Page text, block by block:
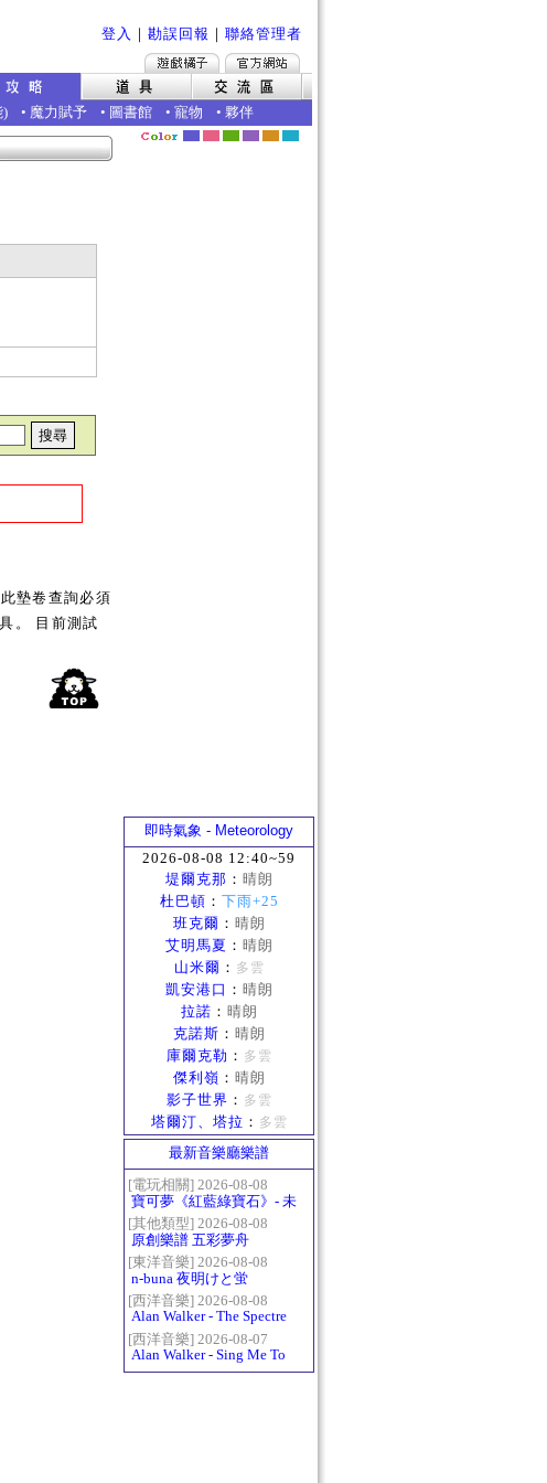
登入 ｜ 勘誤回報 ｜ 聯絡管理者
) • 魔力賦予 • 圖書館 • 寵物 • 夥伴
墊卷查詢必須
。 目前測試
即時氣象 - Meteorology
2026-08-08 12:40~59
堤爾克那 ： 晴朗
杜巴頓 ： 下雨+25
班克爾 ： 晴朗
艾明馬夏 ： 晴朗
山米爾 ： 多雲
凱安港口 ： 晴朗
拉諾 ： 晴朗
克諾斯 ： 晴朗
庫爾克勒 ： 多雲
傑利嶺 ： 晴朗
影子世界 ： 多雲
塔爾汀、塔拉 ： 多雲
最新音樂廳樂譜
[電玩相關] 2026-08-08
寶可夢《紅藍綠寶石》- 未
白鎮BGM (Littleroot Town)
[其他類型] 2026-08-08
原創樂譜 五彩夢舟
[東洋音樂] 2026-08-08
n-buna 夜明けと蛍
[西洋音樂] 2026-08-08
Alan Walker - The Spectre
[西洋音樂] 2026-08-07
Alan Walker - Sing Me To
Sleep